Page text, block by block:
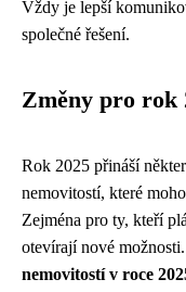
Vždy je lepší
společné řešení.
Změny pro rok
Rok 2025 přináší
nemovitostí, které
Zejména pro ty, kteří
otevírají nové možnosti.
nemovitostí v roce